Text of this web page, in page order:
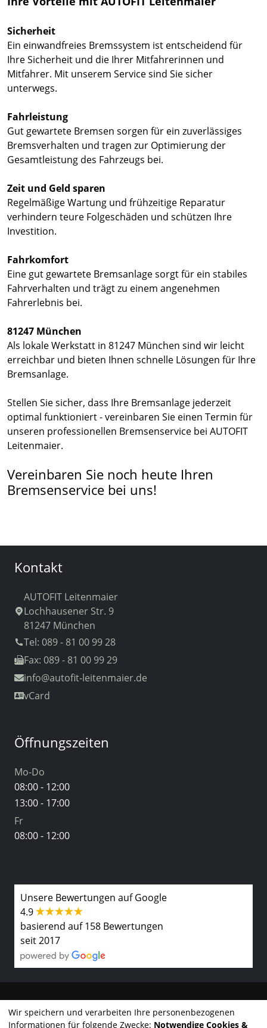
Sicherheit
Ein einwandfreies Bremssystem ist entscheidend für
Ihre Sicherheit und die Ihrer Mitfahrerinnen und
Mitfahrer. Mit unserem Service sind Sie sicher
unterwegs.
Fahrleistung
Gut gewartete Bremsen sorgen für ein zuverlässiges
Bremsverhalten und tragen zur Optimierung der
Gesamtleistung des Fahrzeugs bei.
Zeit und Geld sparen
Regelmäßige Wartung und frühzeitige Reparatur
verhindern teure Folgeschäden und schützen Ihre
Investition.
Fahrkomfort
Eine gut gewartete Bremsanlage sorgt für ein stabiles
Fahrverhalten und trägt zu einem angenehmen
Fahrerlebnis bei.
81247 München
Als lokale Werkstatt in 81247 München sind wir leicht
erreichbar und bieten Ihnen schnelle Lösungen für Ihre
Bremsanlage.
Stellen Sie sicher, dass Ihre Bremsanlage jederzeit
optimal funktioniert - vereinbaren Sie einen Termin für
unseren professionellen Bremsenservice bei AUTOFIT
Leitenmaier.
Vereinbaren Sie noch heute Ihren
Bremsenservice bei uns!
Kontakt
AUTOFIT Leitenmaier
Lochhausener Str. 9
81247 München
Tel: 089 - 81 00 99 28
Fax: 089 - 81 00 99 29
info@autofit-leitenmaier.de
vCard
Öffnungszeiten
Mo-Do
08:00 - 12:00
13:00 - 17:00
Fr
08:00 - 12:00
Unsere Bewertungen auf Google
4.9
basierend auf 158 Bewertungen
seit 2017
Kontakt
Wir speichern und verarbeiten Ihre personenbezogenen
Informationen für folgende Zwecke: Notwendige Cookies &